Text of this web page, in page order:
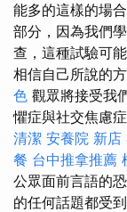
能多的這樣的場
部分，因為我們
查，這種試驗可
相信自己所說的
色 觀眾將接受我
懼症與社交焦慮
清潔 安養院 新店
餐 台中推拿推薦
公眾面前言語的
的任何話題都受